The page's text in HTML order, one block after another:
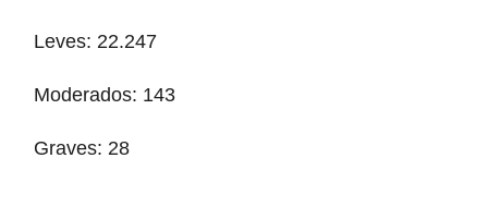
Leves: 22.247
Moderados: 143
Graves: 28